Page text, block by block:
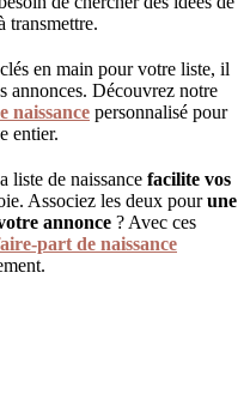
transmettre.
en main pour votre liste, il
annonces. Découvrez notre
naissance personnalisé pour
entier.
liste de naissance facilite vos
Associez les deux pourune
annonce ? Avec ces
part de naissance